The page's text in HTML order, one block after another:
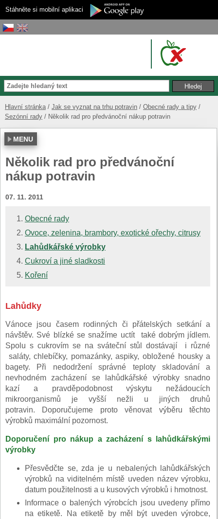
Stáhněte si mobilní aplikaci
Hlavní stránka Jak se vyznat na trhu potravin
Obecné rady a tipy
Sezónní rady
Několik rad pro předvánoční nákup potravin
MENU
Několik rad pro předvánoční
nákup potravin
07. 11. 2011
Obecné rady
Ovoce, zelenina, brambory, exotické ořechy, citrusy
Lahůdkářské výrobky
Cukroví a jiné sladkosti
Koření
Lahůdky
Vánoce jsou časem rodinných či přátelských setkání a
návštěv. Své blízké se snažíme uctít také dobrým jídlem.
Spolu s cukrovím se na sváteční stůl dostávají i různé
saláty, chlebíčky, pomazánky, aspiky, obložené housky a
bagety. Při nedodržení správné teploty skladování a
nevhodném zacházení se lahůdkářské výrobky snadno
kazí a pravděpodobnost výskytu nežádoucích
mikroorganismů je vyšší nežli u jiných druhů
potravin. Doporučujeme proto věnovat výběru těchto
výrobků maximální pozornost.
Doporučení pro nákup a zacházení s lahůdkářskými
výrobky
Přesvědčte se, zda je u nebalených lahůdkářských
výrobků na viditelném místě uveden název výrobku,
datum použitelnosti a u kusových výrobků i hmotnost.
Informace o balených výrobcích jsou uvedeny přímo
na etiketě. Na etiketě by měl být uveden výrobce,